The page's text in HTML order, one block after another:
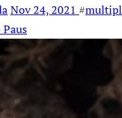
Nov 24, 2021 #